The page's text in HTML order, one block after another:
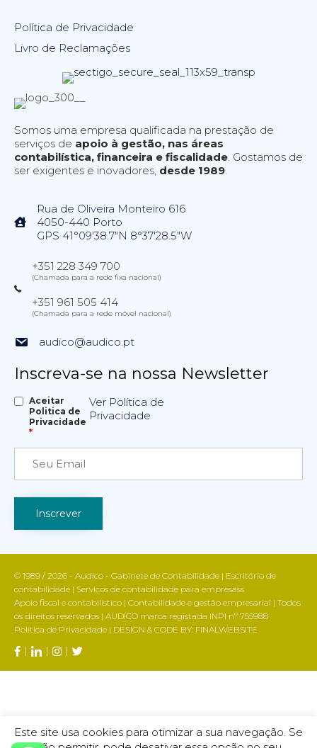
Política de Privacidade
Livro de Reclamações
Somos uma empresa qualificada na prestação de
serviços de apoio à gestão, nas áreas
contabilística, financeira e fiscalidade. Gostamos de
ser exigentes e inovadores, desde 1989.
Rua de Oliveira Monteiro 616
4050-440 Porto
GPS 41°09'38.7"N 8°37'28.5"W
+351 228 349 700
(Chamada para a rede fixa nacional)
+351 961 505 414
(Chamada para a rede móvel nacional)
audico@audico.pt
Inscreva-se na nossa Newsletter
Aceitar
Politica de
Privacidade
*
Ver Política de
Privacidade
© 1989 / 2026 - Audico - Gabinete de Contabilidade | Escritório de
contabilidade | Serviços de contabilidade para empresass
Apoio fiscal e contabilístico | Contabilidade e gestão empresarial | Todos
os direitos reservados | AUDICO marca registada INPI nº 755988
Política de Privacidade | DESIGN & CODE BY: FINALWEBSITE
Este site usa cookies para otimizar a sua navegação. Se